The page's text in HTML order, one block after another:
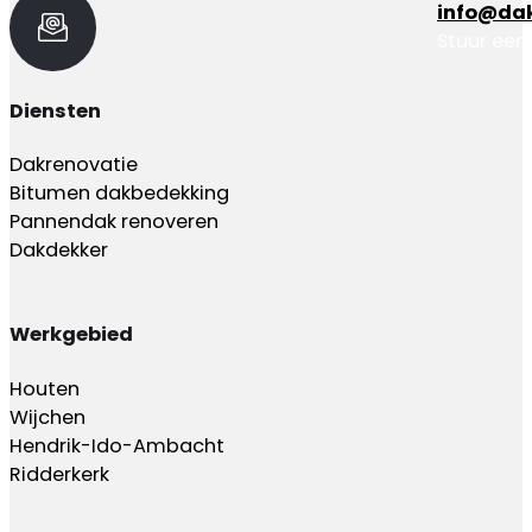
zodat jouw nieuwe constructie bestand is tegen
het veranderende Nederlandse klimaat.
Diensten
Dakrenovatie
Bitumen dakbedekking
Pannendak renoveren
Dakdekker
Werkgebied
Houten
Wijchen
Hendrik-Ido-Ambacht
Ridderkerk